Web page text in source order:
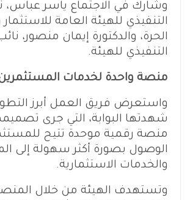
وشارك في الاجتماع ياسر عباس،
التنفيذي للهيئة العامة
الحرة، والدكتورة إيمان منصور،
التنفيذي للهيئة.
منصة واحدة لخدمات
واستعرض فريق العمل أبرز
شهدتها البوابة، التي جرى
منصة رقمية موحدة تتيح
الوصول بصورة أكثر سهولة إلى
والخدمات الاستثمارية.
وتستهدف الهيئة من خلال